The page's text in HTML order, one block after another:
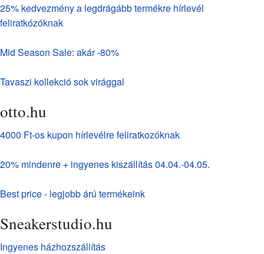
25% kedvezmény a legdrágább termékre hírlevél
feliratkózóknak
Mid Season Sale: akár -80%
Tavaszi kollekció sok virággal
otto.hu
4000 Ft-os kupon hírlevélre feliratkozóknak
20% mindenre + ingyenes kiszállítás 04.04.-04.05.
Best price - legjobb árú termékeink
Sneakerstudio.hu
Ingyenes házhozszállítás